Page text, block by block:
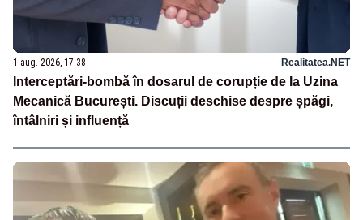
1 aug. 2026, 17:38 Realitatea.NET
Interceptări-bombă în dosarul de corupție de la Uzina
Mecanică București. Discuții deschise despre șpăgi,
întâlniri și influență